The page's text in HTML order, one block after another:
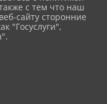
с тем что наш
сайту сторонние
"Госуслуги",